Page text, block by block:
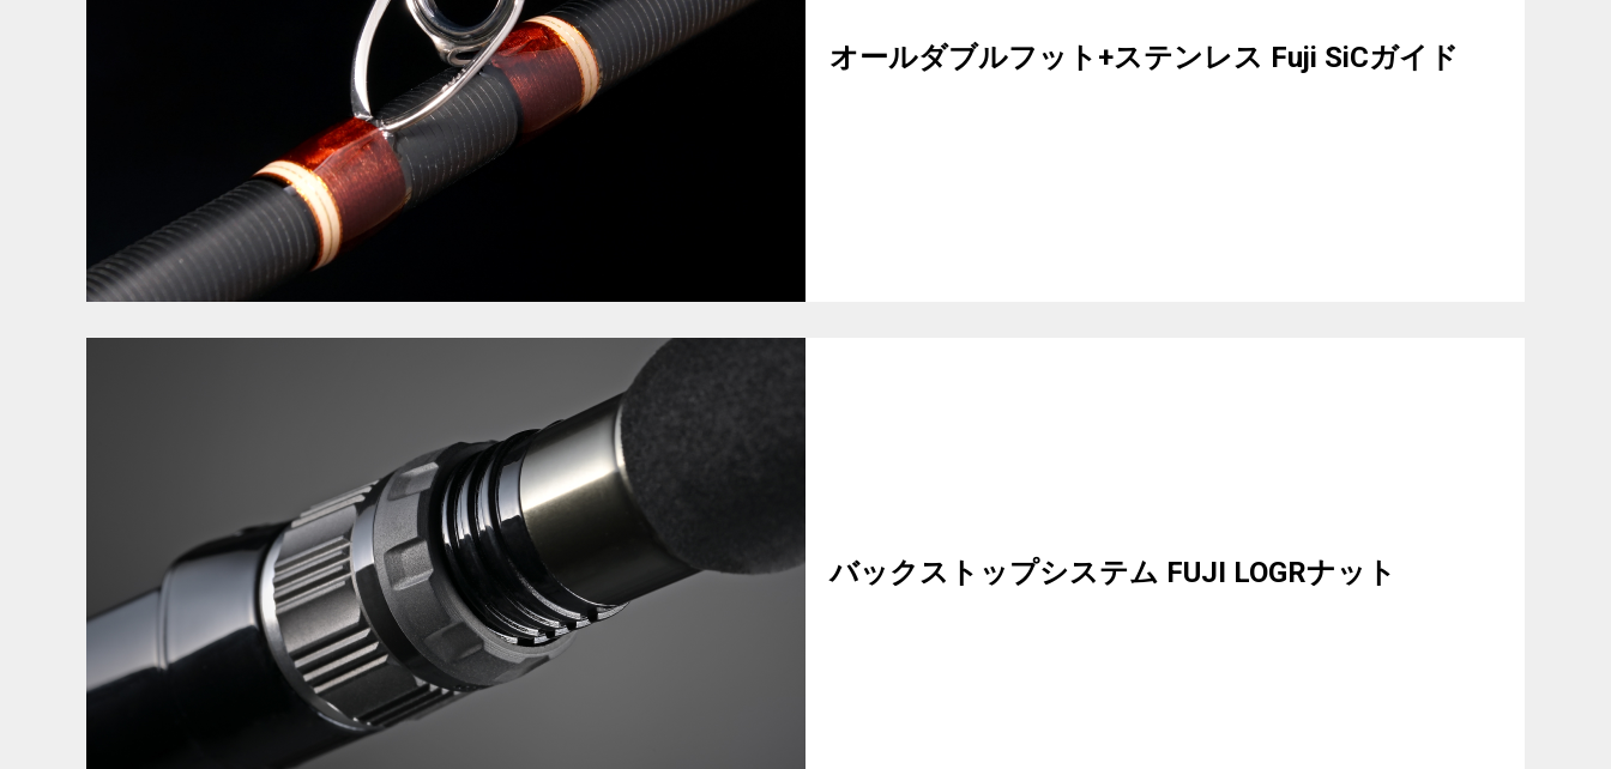
オールダブルフット+ステンレス Fuji SiCガイド
バックストップシステム FUJI LOGRナット